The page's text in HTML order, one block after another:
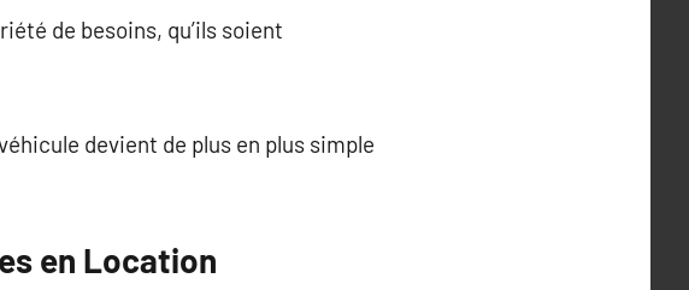
de besoins, qu’ils soient
devient de plus en plus simple
en Location